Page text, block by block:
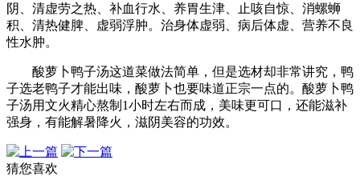
阴、清虚劳之热、补血行水、养胃生津、止咳自惊、消螺蛳
积、清热健脾、虚弱浮肿。治身体虚弱、病后体虚、营养不良
性水肿。
酸萝卜鸭子汤这道菜做法简单，但是选材却非常讲究，鸭
子选老鸭子才能出味，酸萝卜也要味道正宗一点的。酸萝卜鸭
子汤用文火精心熬制1小时左右而成，美味更可口，还能滋补
强身，有能解暑降火，滋阴美容的功效。
猜您喜欢